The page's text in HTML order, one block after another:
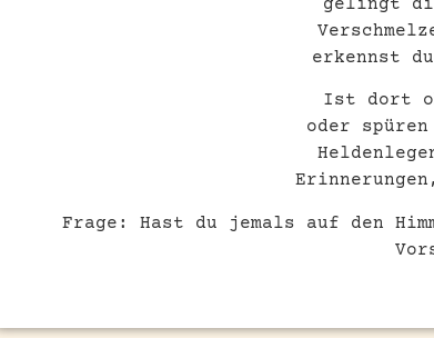
gelingt
erkennst
Ist dort
oder
Frage: Hast du jemals auf den